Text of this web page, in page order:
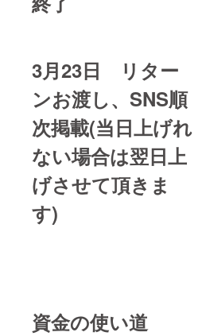
3月23日 リター
ンお渡し、SNS順
次掲載(当日上げれ
ない場合は翌日上
げさせて頂きま
す)
資金の使い道